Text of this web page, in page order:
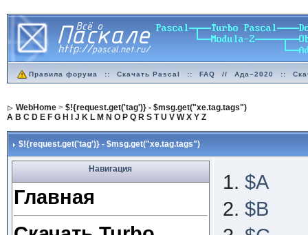
Правила форума :: Скачать Pascal :: FAQ // Ада–2020 ::
WebHome> $!{request.get('tag')} - $msg.get("xe.tag.tags")
A B C D E F G H J K L M N O P Q R S T U V W X Y Z
$!{request.get('tag')} - $msg.get("xe.tag.tags")
Навигация
Главная
$A
$B